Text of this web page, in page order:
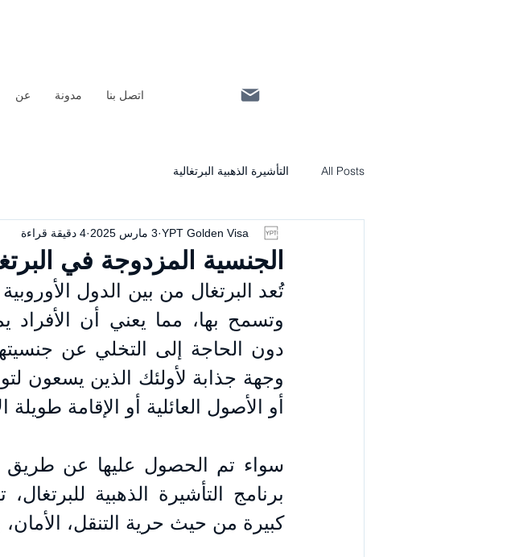
عن مدونة اتصل بنا
All Posts التأشيرة الذهبية البرتغالية
الجنسية المزدوجة في
YPT Golden Visa 3 مارس 2025 4 دقيقة قراءة
أو الأصول العائلية أو الإقامة طويلة
كبيرة من حيث حرية التنقل،